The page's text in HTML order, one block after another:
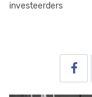
investeerders